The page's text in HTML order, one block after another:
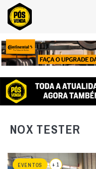
NOX TESTER
EVENTOS + 1